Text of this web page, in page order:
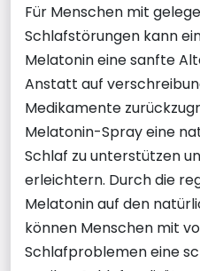
Für Menschen mit
Schlafstörungen kann
Melatonin eine sanfte
Anstatt auf
Medikamente
Melatonin-Spray eine
Schlaf zu unterstützen
erleichtern. Durch die
Melatonin auf den
können Menschen mit
Schlafproblemen eine